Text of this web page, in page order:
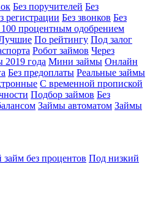
Без поручителей Без
регистрации Без звонков Без
процентным одобрением
По рейтингу Под залог
Робот займов Через
года Мини займы Онлайн
Без предоплаты Реальные займы
С временной пропиской
Подбор займов Без
Займы автоматом Займы
без процентов Под низкий